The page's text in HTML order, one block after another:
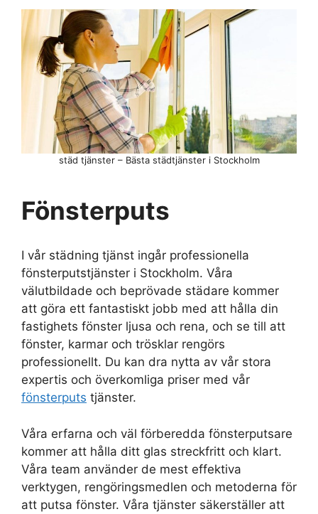
städ tjänster – Bästa städtjänster i Stockholm
Fönsterputs
I vår städning tjänst ingår professionella
fönsterputstjänster i Stockholm. Våra
välutbildade och beprövade städare kommer
att göra ett fantastiskt jobb med att hålla din
fastighets fönster ljusa och rena, och se till att
fönster, karmar och trösklar rengörs
professionellt. Du kan dra nytta av vår stora
expertis och överkomliga priser med vår
fönsterputs tjänster.
Våra erfarna och väl förberedda fönsterputsare
kommer att hålla ditt glas streckfritt och klart.
Våra team använder de mest effektiva
verktygen, rengöringsmedlen och metoderna för
att putsa fönster. Våra tjänster säkerställer att